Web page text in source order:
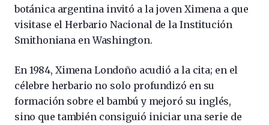
botánica argentina invitó a la joven Ximena a que
visitase el Herbario Nacional de la Institución
Smithoniana en Washington.
En 1984, Ximena Londoño acudió a la cita; en el
célebre herbario no solo profundizó en su
formación sobre el bambú y mejoró su inglés,
sino que también consiguió iniciar una serie de